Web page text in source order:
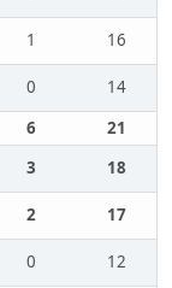
1
16
0
14
6
21
3
18
2
17
0
12